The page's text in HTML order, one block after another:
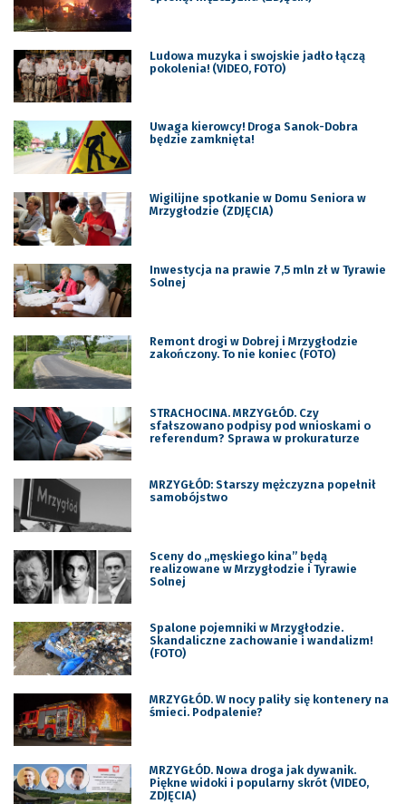
Ludowa muzyka i swojskie jadło łączą
pokolenia! (VIDEO, FOTO)
Uwaga kierowcy! Droga Sanok-Dobra
będzie zamknięta!
Wigilijne spotkanie w Domu Seniora w
Mrzygłodzie (ZDJĘCIA)
Inwestycja na prawie 7,5 mln zł w Tyrawie
Solnej
Remont drogi w Dobrej i Mrzygłodzie
zakończony. To nie koniec (FOTO)
STRACHOCINA. MRZYGŁÓD. Czy
sfałszowano podpisy pod wnioskami o
referendum? Sprawa w prokuraturze
MRZYGŁÓD: Starszy mężczyzna popełnił
samobójstwo
Sceny do „męskiego kina” będą
realizowane w Mrzygłodzie i Tyrawie
Solnej
Spalone pojemniki w Mrzygłodzie.
Skandaliczne zachowanie i wandalizm!
(FOTO)
MRZYGŁÓD. W nocy paliły się kontenery na
śmieci. Podpalenie?
MRZYGŁÓD. Nowa droga jak dywanik.
Piękne widoki i popularny skrót (VIDEO,
ZDJĘCIA)